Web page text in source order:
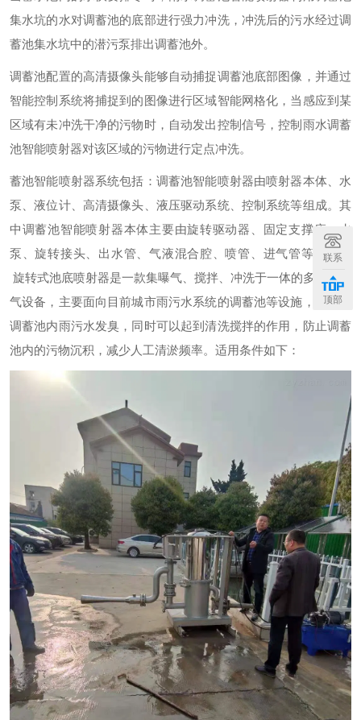
集水坑的水对调蓄池的底部进行强力冲洗，冲洗后的污水经过调
蓄池集水坑中的潜污泵排出调蓄池外。
调蓄池配置的高清摄像头能够自动捕捉调蓄池底部图像，并通过
智能控制系统将捕捉到的图像进行区域智能网格化，当感应到某
区域有未冲洗干净的污物时，自动发出控制信号，控制雨水调蓄
池智能喷射器对该区域的污物进行定点冲洗。
蓄池智能喷射器系统包括：调蓄池智能喷射器由喷射器本体、水
泵、液位计、高清摄像头、液压驱动系统、控制系统等组成。其
中调蓄池智能喷射器本体主要由旋转驱动器、固定支撑座、水
泵、旋转接头、出水管、气液混合腔、喷管、进气管等组成。
旋转式池底喷射器是一款集曝气、搅拌、冲洗于一体的多功能曝
气设备，主要面向目前城市雨污水系统的调蓄池等设施，可防止
调蓄池内雨污水发臭，同时可以起到清洗搅拌的作用，防止调蓄
池内的污物沉积，减少人工清淤频率。适用条件如下：
联系
顶部